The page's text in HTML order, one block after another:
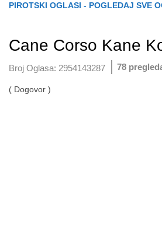
PIROTSKI OGLASI - POGLEDAJ SVE
Cane Corso Kane
Broj Oglasa: 2954143287 78
( Dogovor )